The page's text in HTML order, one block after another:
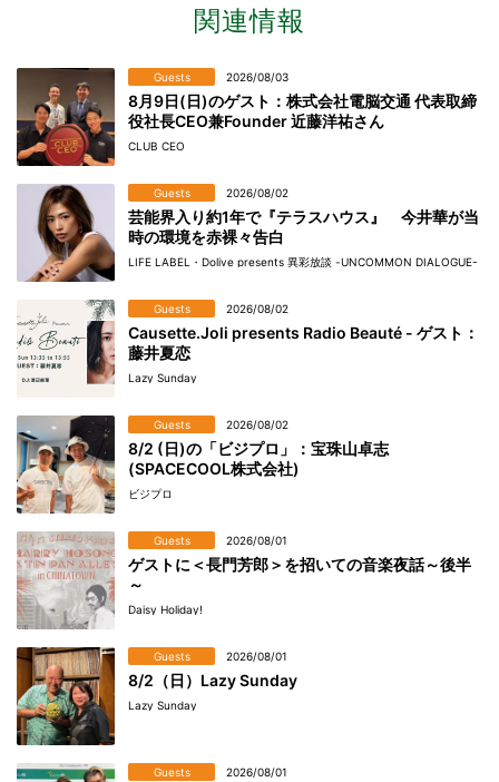
関連情報
Guests 2026/08/03
8月9日(日)のゲスト：株式会社電脳交通 代表取締
役社長CEO兼Founder 近藤洋祐さん
CLUB CEO
Guests 2026/08/02
芸能界入り約1年で『テラスハウス』 今井華が当
時の環境を赤裸々告白
LIFE LABEL・Dolive presents 異彩放談 -UNCOMMON DIALOGUE-
Guests 2026/08/02
Causette.Joli presents Radio Beauté - ゲスト：
藤井夏恋
Lazy Sunday
Guests 2026/08/02
8/2 (日)の「ビジプロ」：宝珠山卓志
(SPACECOOL株式会社)
ビジプロ
Guests 2026/08/01
ゲストに＜長門芳郎＞を招いての音楽夜話～後半
～
Daisy Holiday!
Guests 2026/08/01
8/2（日）Lazy Sunday
Lazy Sunday
Guests 2026/08/01